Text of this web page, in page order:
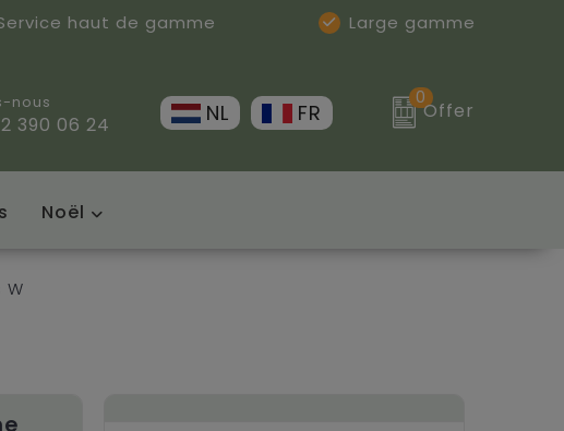
haut de gamme
Large gamme
nous
390 06 24 NL FR
0
Offer
Noël
W